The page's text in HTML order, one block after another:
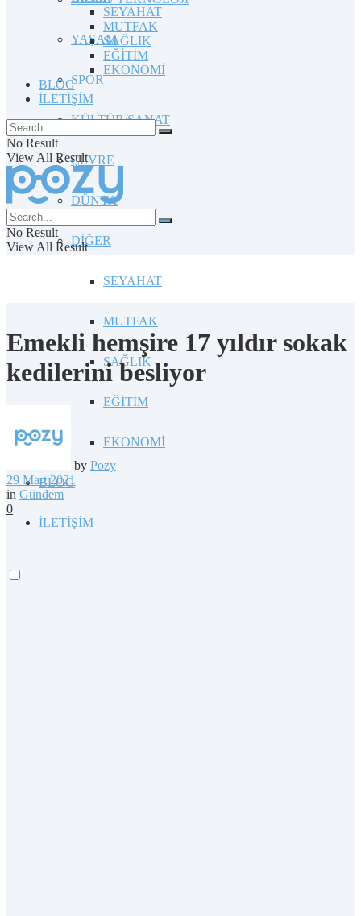
YAŞAM
SPOR
KÜLTÜR/SANAT
ÇEVRE
DÜNYA
DİĞER
SEYAHAT
MUTFAK
SAĞLIK
EĞİTİM
EKONOMİ
BLOG
İLETİŞİM
SEYAHAT
MUTFAK
SAĞLIK
EĞİTİM
EKONOMİ
BLOG
İLETİŞİM
No Result
View All Result
No Result
View All Result
Emekli hemşire 17 yıldır sokak
kedilerini besliyor
by Pozy
29 Mart 2021
in Gündem
0